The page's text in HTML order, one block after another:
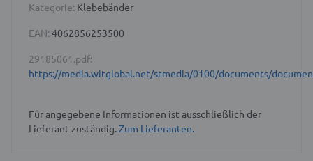
Kategorie: Klebebänder
EAN: 4062856253500
29185061.pdf:
https://media.witglobal.net/stmedia/0100/documents/
Für angegebene Informationen ist ausschließlich der
Lieferant zuständig.Zum Lieferanten.